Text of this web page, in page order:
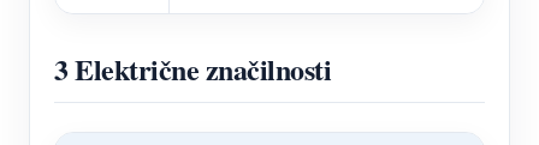
3 Električne značilnosti